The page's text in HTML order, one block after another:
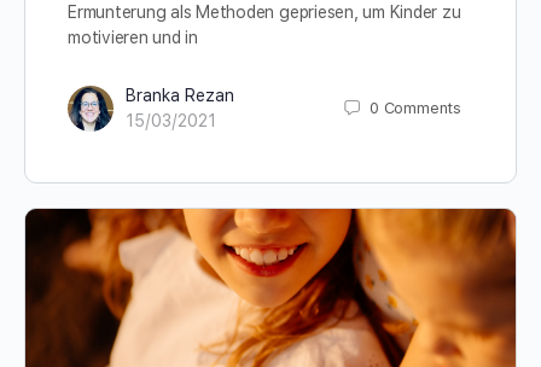
Ermunterung als Methoden gepriesen, um Kinder zu
motivieren und in
Branka Rezan
15/03/2021
0 Comments